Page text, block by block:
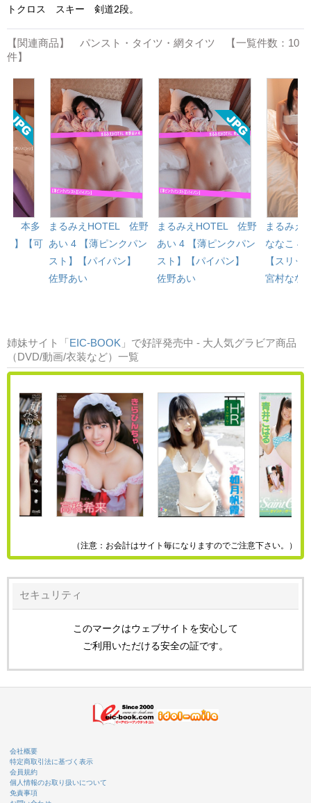
トクロス スキー 剣道2段。
【関連商品】 パンスト・タイツ・網タイツ 【一覧件数：10
件】
本多
】【可
まるみえHOTEL 佐野
あい 4 【薄ピンクパン
スト】【パイパン】
佐野あい
まるみえHOTEL 佐野
あい 4 【薄ピンクパン
スト】【パイパン】
佐野あい
まるみえ
ななこ 4
【スリッ
宮村なな
姉妹サイト「EIC-BOOK 」で好評発売中 - 大人気グラビア商品
（DVD/動画/衣装など）一覧
（注意：お会計はサイト毎になりますのでご注意下さい。）
セキュリティ
このマークはウェブサイトを安心して
ご利用いただける安全の証です。
会社概要
特定商取引法に基づく表示
会員規約
個人情報のお取り扱いについて
免責事項